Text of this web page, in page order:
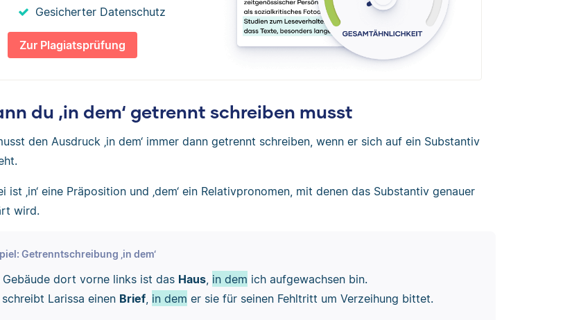
Gesicherter Datenschutz
Zur Plagiatsprüfung
du ‚in dem‘ getrennt schreiben musst
den Ausdruck ‚in dem‘ immer dann getrennt schreiben, wenn er sich auf ein Substantiv
ist ‚in‘ eine Präposition und ‚dem‘ ein Relativpronomen, mit denen das Substantiv genauer
wird.
Getrenntschreibung ‚in dem‘
Gebäude dort vorne links ist das Haus, in dem ich aufgewachsen bin.
Larissa einen Brief, in dem er sie für seinen Fehltritt um Verzeihung bittet.